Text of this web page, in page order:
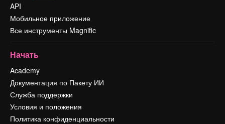
API
Мобильное приложение
Все инструменты Magnific
Начать
Academy
Документация по Пакету ИИ
Служба поддержки
Условия и положения
Политика конфиденциальности